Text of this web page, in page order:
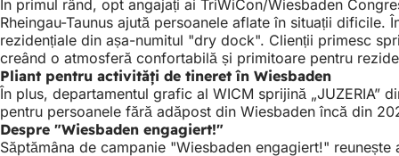
În primul rând, opt angajați ai TriWiCon/Wiesbaden
Rheingau-Taunus ajută persoanele aflate în situații
rezidențiale din așa-numitul "dry dock". Clienții primesc
creând o atmosferă confortabilă și primitoare pentru
Pliant pentru activități de tineret în Wiesbaden
În plus, departamentul grafic al WICM sprijină „JUZERIA”
pentru persoanele fără adăpost din Wiesbaden încă din
Despre "Wiesbaden engagiert!"
Săptămâna de campanie "Wiesbaden engagiert!"